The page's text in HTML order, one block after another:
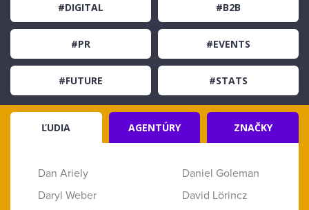
#DIGITAL #B2B
#PR #EVENTS
#FUTURE #STATS
ĽUDIA AGENTÚRY ZNAČKY
Dan Ariely
Daniel Goleman
Daryl Weber
David Lörincz